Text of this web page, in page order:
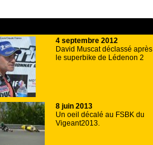
4 septembre 2012
David Muscat déclassé après
le superbike de Lédenon 2
8 juin 2013
Un oeil décalé au FSBK du
Vigeant2013.